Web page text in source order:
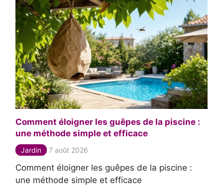
Comment éloigner les guêpes de la piscine :
une méthode simple et efficace
Jardin 7 août 2026
Comment éloigner les guêpes de la piscine :
une méthode simple et efficace